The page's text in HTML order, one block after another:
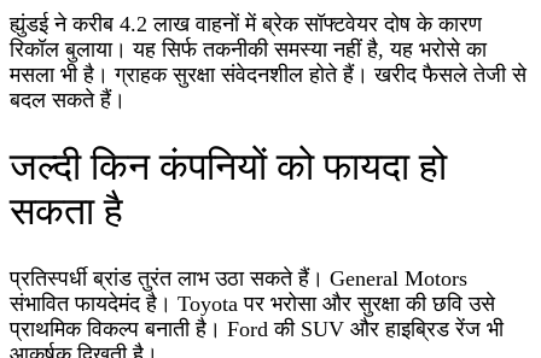
ह्युंडई ने करीब 4.2 लाख वाहनों में ब्रेक सॉफ्टवेयर दोष के कारण
रिकॉल बुलाया। यह सिर्फ तकनीकी समस्या नहीं है, यह भरोसे का
मसला भी है। ग्राहक सुरक्षा संवेदनशील होते हैं। खरीद फैसले तेजी से
बदल सकते हैं।
जल्दी किन कंपनियों को फायदा हो
सकता है
प्रतिस्पर्धी ब्रांड तुरंत लाभ उठा सकते हैं। General Motors
संभावित फायदेमंद है। Toyota पर भरोसा और सुरक्षा की छवि उसे
प्राथमिक विकल्प बनाती है। Ford की SUV और हाइब्रिड रेंज भी